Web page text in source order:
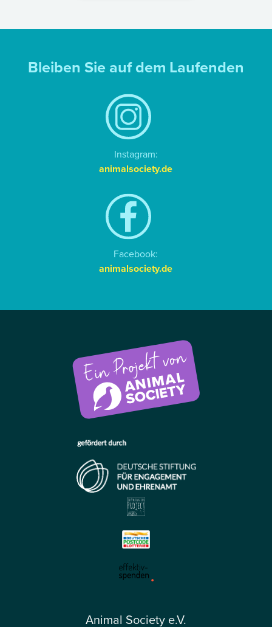
Bleiben Sie auf dem Laufenden
Instagram:
animalsociety.de
Facebook:
animalsociety.de
Animal Society e.V.